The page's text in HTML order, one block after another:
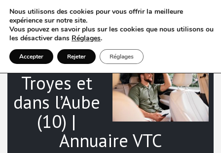
VTC à
Troyes et
dans l’Aube
(10) |
Annuaire VTC
Nous utilisons des cookies pour vous offrir la meilleure
expérience sur notre site.
Vous pouvez en savoir plus sur les cookies que nous utilisons ou
les désactiver dans Réglages.
Accepter Rejeter Réglages